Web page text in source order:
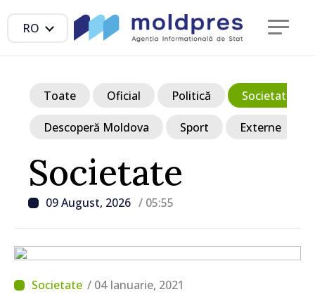
RO
Societate
09 August, 2026 / 05:55
Toate Oficial Politică Societate
Descoperă Moldova Sport Externe
/ 04 Ianuarie, 2021